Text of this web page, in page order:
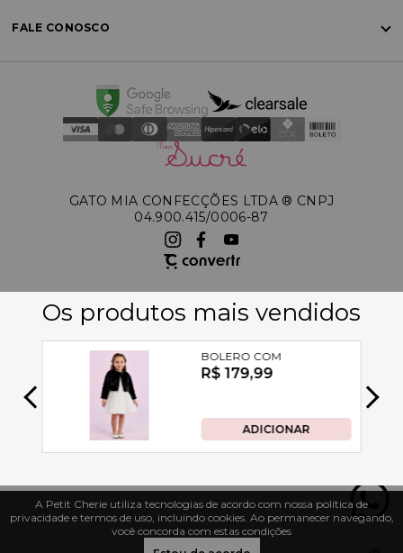
FALE CONOSCO
GATO MIA CONFECÇÕES LTDA ®️ CNPJ
04.900.415/0006-87
A Petit Cherie utiliza tecnologias de acordo com nossa política de
privacidade e termos de uso, incluindo cookies. Ao permanecer navegando,
você concorda com estas condições